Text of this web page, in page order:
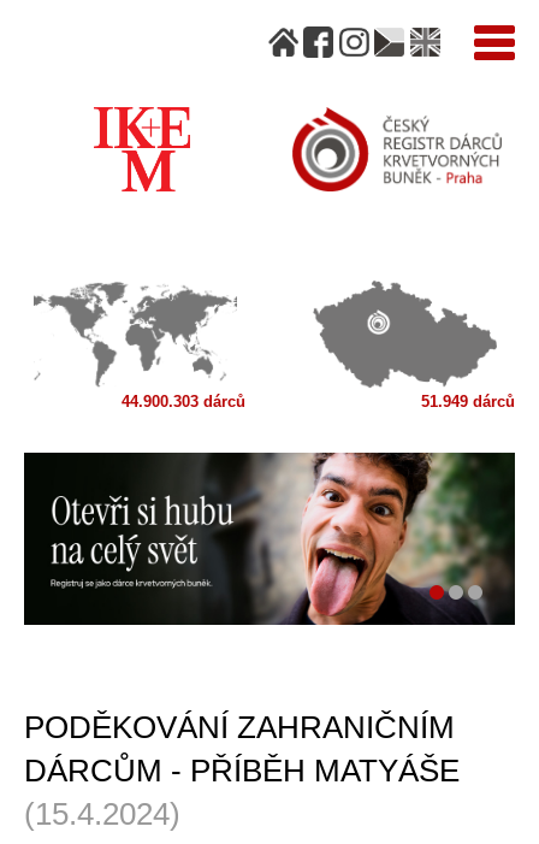
44.900.303 dárců 51.949 dárců
PODĚKOVÁNÍ ZAHRANIČNÍM
DÁRCŮM - PŘÍBĚH MATYÁŠE
(15.4.2024)